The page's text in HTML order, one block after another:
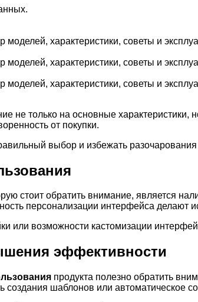
характеристики, советы и
характеристики, советы и
характеристики, советы и
не только на основные
от покупки.
выбор и избежать
стоит обратить внимание, является
персонализации интерфейса делают
или возможности кастомизации
эффективности
продукта полезно обратить
шаблонов или автоматическое